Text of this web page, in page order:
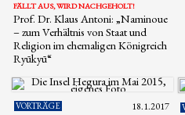
FÄLLT AUS, WIRD NACHGEHOLT!
Prof. Dr. Klaus Antoni: „Naminoue
– zum Verhältnis von Staat und
Religion im ehemaligen Königreich
Ryūkyū“
VORTRÄGE 18.1.2017